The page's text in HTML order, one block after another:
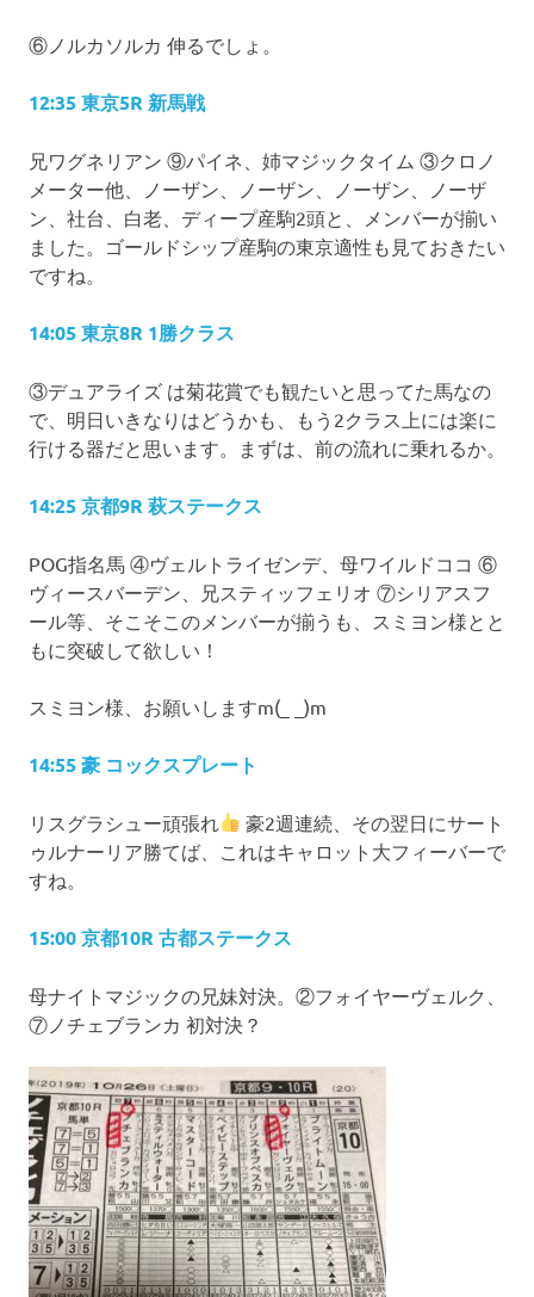
⑥ノルカソルカ 伸るでしょ。
12:35 東京5R 新馬戦
兄ワグネリアン ⑨パイネ、姉マジックタイム ③クロノ
メーター他、ノーザン、ノーザン、ノーザン、ノーザ
ン、社台、白老、ディープ産駒2頭と、メンバーが揃い
ました。ゴールドシップ産駒の東京適性も見ておきたい
ですね。
14:05 東京8R 1勝クラス
③デュアライズ は菊花賞でも観たいと思ってた馬なの
で、明日いきなりはどうかも、もう2クラス上には楽に
行ける器だと思います。まずは、前の流れに乗れるか。
14:25 京都9R 萩ステークス
POG指名馬 ④ヴェルトライゼンデ、母ワイルドココ ⑥
ヴィースバーデン、兄スティッフェリオ ⑦シリアスフ
ール等、そこそこのメンバーが揃うも、スミヨン様とと
もに突破して欲しい！
スミヨン様、お願いしますm(_ _)m
14:55 豪 コックスプレート
リスグラシュー頑張れ
豪2週連続、その翌日にサート
ゥルナーリア勝てば、これはキャロット大フィーバーで
すね。
15:00 京都10R 古都ステークス
母ナイトマジックの兄妹対決。②フォイヤーヴェルク、
⑦ノチェブランカ 初対決？